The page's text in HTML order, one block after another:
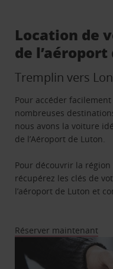
Location de
de
Tremplin vers
Pour accéder
nombreuses
nous avons la voiture
de l’Aéroport de Luton.
Pour découvrir la région
récupérez les clés de
l’aéroport de Luton et
Réserver maintenant